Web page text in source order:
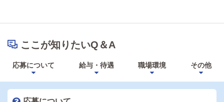
ここが知りたいQ＆A
応募について 給与・待遇 職場環境 その他